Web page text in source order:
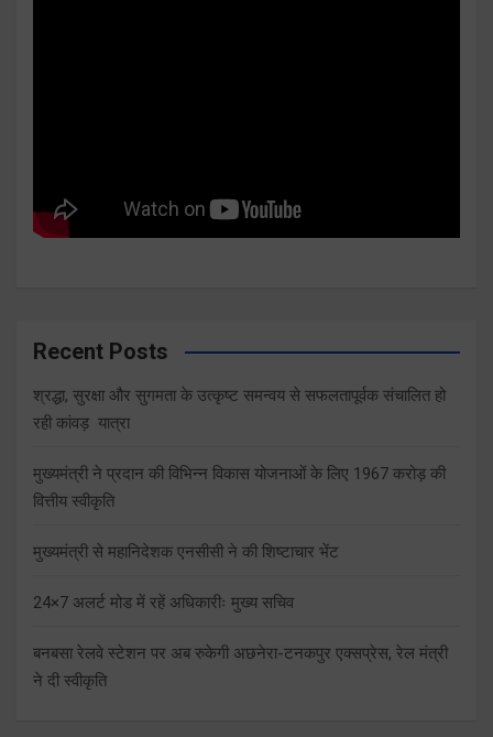
Recent Posts
श्रद्धा, सुरक्षा और सुगमता के उत्कृष्ट समन्वय से सफलतापूर्वक संचालित हो
रही कांवड़ यात्रा
मुख्यमंत्री ने प्रदान की विभिन्न विकास योजनाओं के लिए 1967 करोड़ की
वित्तीय स्वीकृति
मुख्यमंत्री से महानिदेशक एनसीसी ने की शिष्टाचार भेंट
24×7 अलर्ट मोड में रहें अधिकारीः मुख्य सचिव
बनबसा रेलवे स्टेशन पर अब रुकेगी अछनेरा-टनकपुर एक्सप्रेस, रेल मंत्री
ने दी स्वीकृति